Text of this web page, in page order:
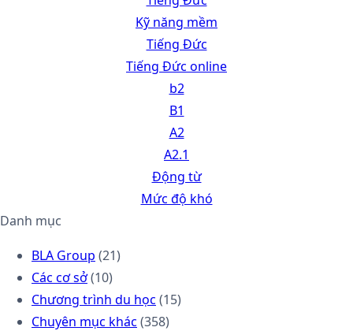
Kỹ năng mềm
Tiếng Đức
Tiếng Đức online
b2
B1
A2
A2.1
Động từ
Mức độ khó
Danh mục
BLA Group (21)
Các cơ sở(10)
Chương trình du học (15)
Chuyên mục khác (358)